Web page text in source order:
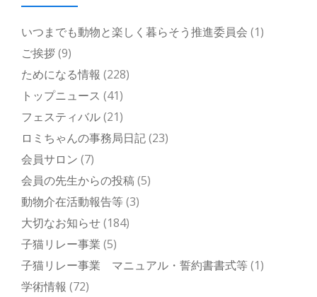
いつまでも動物と楽しく暮らそう推進委員会 (1)
ご挨拶(9)
ためになる情報 (228)
トップニュース (41)
フェスティバル(21)
ロミちゃんの事務局日記(23)
会員サロン (7)
会員の先生からの投稿(5)
動物介在活動報告等(3)
大切なお知らせ(184)
子猫リレー事業 (5)
子猫リレー事業 マニュアル・誓約書書式等(1)
学術情報 (72)